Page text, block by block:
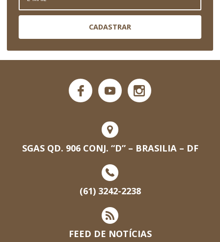
CADASTRAR
SGAS QD. 906 CONJ. “D” – BRASILIA – DF
(61) 3242-2238
FEED DE NOTÍCIAS